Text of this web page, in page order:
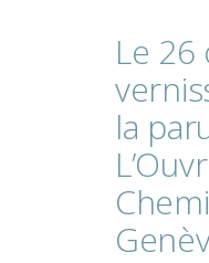
Le 26
la